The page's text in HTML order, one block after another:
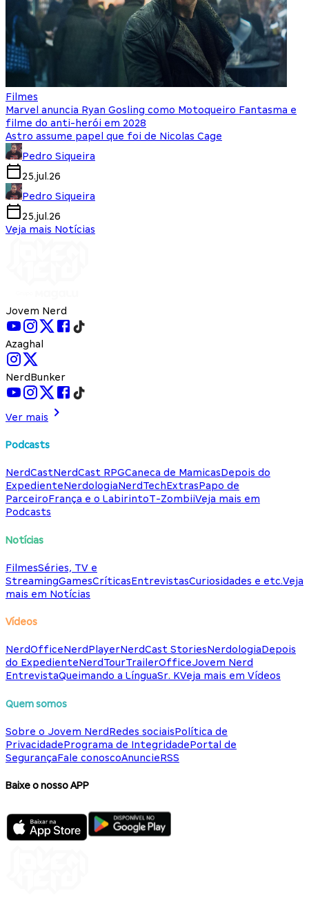
Filmes
Marvel anuncia Ryan Gosling como Motoqueiro Fantasma e
filme do anti-herói em 2028
Astro assume papel que foi de Nicolas Cage
Pedro Siqueira
25.jul.26
Pedro Siqueira
25.jul.26
Veja mais Notícias
Jovem Nerd
Azaghal
NerdBunker
Ver mais
Podcasts
NerdCastNerdCast RPGCaneca de MamicasDepois do
ExpedienteNerdologiaNerdTechExtrasPapo de
ParceiroFrança e o LabirintoT-ZombiiVeja mais em
Podcasts
Notícias
FilmesSéries, TV e
StreamingGamesCríticasEntrevistasCuriosidades e etc.Veja
mais em Notícias
Vídeos
NerdOfficeNerdPlayerNerdCast StoriesNerdologiaDepois
do ExpedienteNerdTourTrailerOfficeJovem Nerd
EntrevistaQueimando a LínguaSr. KVeja mais em Vídeos
Quem somos
Sobre o Jovem NerdRedes sociaisPolítica de
PrivacidadePrograma de IntegridadePortal de
SegurançaFale conoscoAnuncieRSS
Baixe o nosso APP